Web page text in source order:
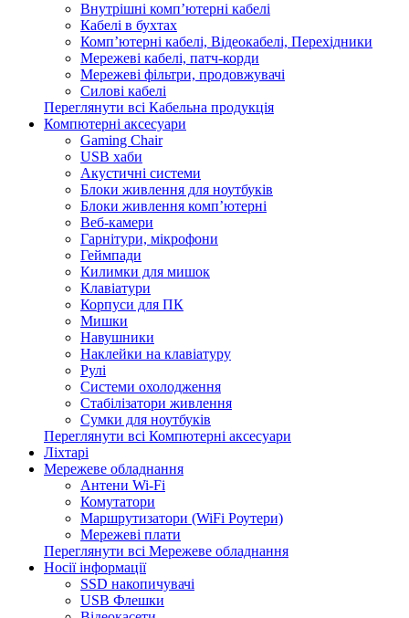
Внутрішні комп’ютерні кабелі
Кабелі в бухтах
Комп’ютерні кабелі, Відеокабелі, Перехідники
Мережеві кабелі, патч-корди
Мережеві фільтри, продовжувачі
Силові кабелі
Переглянути всі Кабельна продукція
Компютерні аксесуари
Gaming Chair
USB хаби
Акустичні системи
Блоки живлення для ноутбуків
Блоки живлення комп’ютерні
Веб-камери
Гарнітури, мікрофони
Геймпади
Килимки для мишок
Клавіатури
Корпуси для ПК
Мишки
Навушники
Наклейки на клавіатуру
Рулі
Системи охолодження
Стабілізатори живлення
Сумки для ноутбуків
Переглянути всі Компютерні аксесуари
Ліхтарі
Мережеве обладнання
Антени Wi-Fi
Комутатори
Маршрутизатори (WiFi Роутери)
Мережеві плати
Переглянути всі Мережеве обладнання
Носії інформації
SSD накопичувачі
USB Флешки